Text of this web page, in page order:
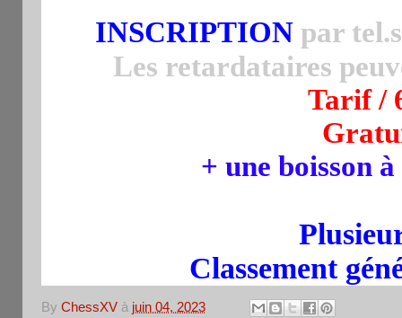
INSCRIPTION par
Les retardataires
Tarif /
+ une boisson
Classement
By ChessXV à juin 04, 2023